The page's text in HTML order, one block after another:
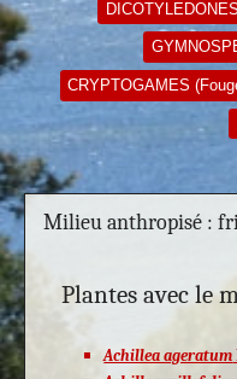
DICOTYLEDONES
CRYPTOGAMES
Milieu anthropisé :
Plantes avec le
Achillea ageratum